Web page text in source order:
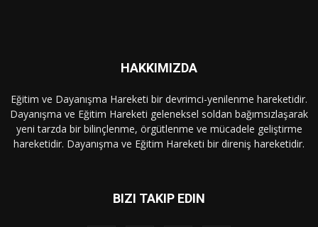
HAKKIMIZDA
Eğitim ve Dayanışma Hareketi bir devrimci-yenilenme hareketidir.
Dayanışma ve Eğitim Hareketi geleneksel soldan bağımsızlaşarak
yeni tarzda bir bilinçlenme, örgütlenme ve mücadele geliştirme
hareketidir. Dayanışma ve Eğitim Hareketi bir direniş hareketidir.
BIZI TAKIP EDIN